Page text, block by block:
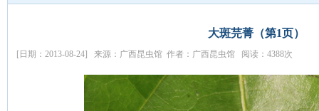
大斑芫菁（第1页）
[日期：2013-08-24] 来源：广西昆虫馆 作者：广西昆虫馆 阅读：4388次